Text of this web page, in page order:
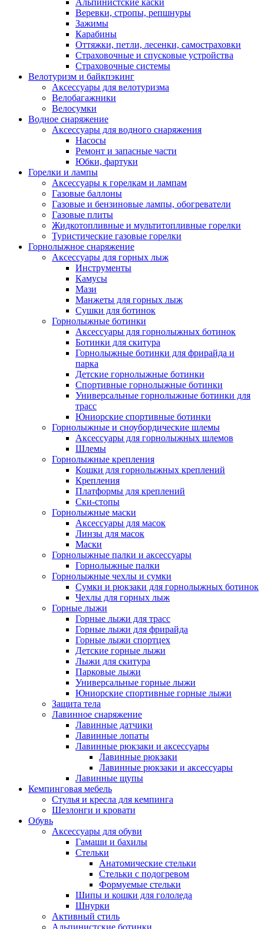
Альпинистские каски
Веревки, стропы, репшнуры
Зажимы
Карабины
Оттяжки, петли, лесенки, самостраховки
Страховочные и спусковые устройства
Страховочные системы
Велотуризм и байкпэкинг
Аксессуары для велотуризма
Велобагажники
Велосумки
Водное снаряжение
Аксессуары для водного снаряжения
Насосы
Ремонт и запасные части
Юбки, фартуки
Горелки и лампы
Аксессуары к горелкам и лампам
Газовые баллоны
Газовые и бензиновые лампы, обогреватели
Газовые плиты
Жидкотопливные и мультитопливные горелки
Туристические газовые горелки
Горнолыжное снаряжение
Аксессуары для горных лыж
Инструменты
Камусы
Мази
Манжеты для горных лыж
Сушки для ботинок
Горнолыжные ботинки
Аксессуары для горнолыжных ботинок
Ботинки для скитура
Горнолыжные ботинки для фрирайда и
парка
Детские горнолыжные ботинки
Спортивные горнолыжные ботинки
Универсальные горнолыжные ботинки для
трасс
Юниорские спортивные ботинки
Горнолыжные и сноубордические шлемы
Аксессуары для горнолыжных шлемов
Шлемы
Горнолыжные крепления
Кошки для горнолыжных креплений
Крепления
Платформы для креплений
Ски-стопы
Горнолыжные маски
Аксессуары для масок
Линзы для масок
Маски
Горнолыжные палки и аксессуары
Горнолыжные палки
Горнолыжные чехлы и сумки
Сумки и рюкзаки для горнолыжных ботинок
Чехлы для горных лыж
Горные лыжи
Горные лыжи для трасс
Горные лыжи для фрирайда
Горные лыжи спортцех
Детские горные лыжи
Лыжи для скитура
Парковые лыжи
Универсальные горные лыжи
Юниорские спортивные горные лыжи
Защита тела
Лавинное снаряжение
Лавинные датчики
Лавинные лопаты
Лавинные рюкзаки и аксессуары
Лавинные рюкзаки
Лавинные рюкзаки и аксессуары
Лавинные щупы
Кемпинговая мебель
Стулья и кресла для кемпинга
Шезлонги и кровати
Обувь
Аксессуары для обуви
Гамаши и бахилы
Стельки
Анатомические стельки
Стельки с подогревом
Формуемые стельки
Шипы и кошки для гололеда
Шнурки
Активный стиль
Альпинистские ботинки